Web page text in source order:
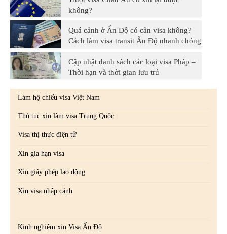
không?
Quá cảnh ở Ấn Độ có cần visa không?
Cách làm visa transit Ấn Độ nhanh chóng
Cập nhật danh sách các loại visa Pháp –
Thời hạn và thời gian lưu trú
Làm hộ chiếu visa Việt Nam
Thủ tục xin làm visa Trung Quốc
Visa thị thực điện tử
Xin gia hạn visa
Xin giấy phép lao động
Xin visa nhập cảnh
Kinh nghiệm xin Visa Ấn Độ